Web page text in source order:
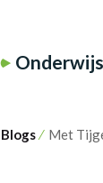
Blogs ⁄ Met